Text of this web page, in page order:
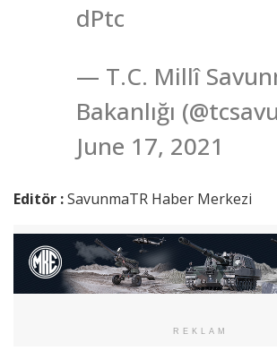
dPtc
— T.C. Millî
Bakanlığı
June 17, 2021
Editör :SavunmaTR Haber Merkezi
REKLAM